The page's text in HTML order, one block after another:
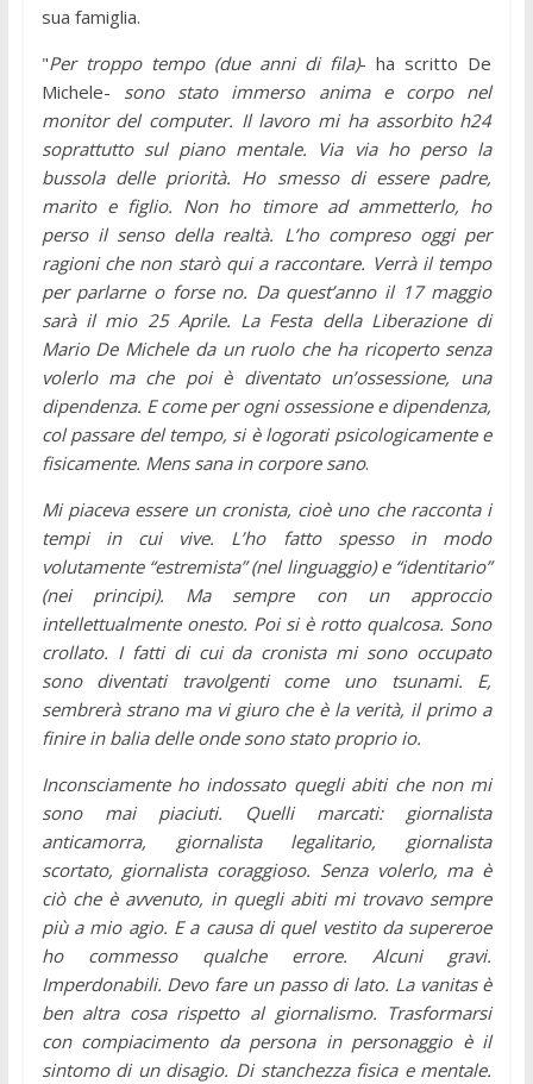
sua famiglia.
"Per troppo tempo (due anni di fila)- ha scritto De
Michele- sono stato immerso anima e corpo nel
monitor del computer. Il lavoro mi ha assorbito h24
soprattutto sul piano mentale. Via via ho perso la
bussola delle priorità. Ho smesso di essere padre,
marito e figlio. Non ho timore ad ammetterlo, ho
perso il senso della realtà. L’ho compreso oggi per
ragioni che non starò qui a raccontare. Verrà il tempo
per parlarne o forse no. Da quest’anno il 17 maggio
sarà il mio 25 Aprile. La Festa della Liberazione di
Mario De Michele da un ruolo che ha ricoperto senza
volerlo ma che poi è diventato un’ossessione, una
dipendenza. E come per ogni ossessione e dipendenza,
col passare del tempo, si è logorati psicologicamente e
fisicamente. Mens sana in corpore sano.
Mi piaceva essere un cronista, cioè uno che racconta i
tempi in cui vive. L’ho fatto spesso in modo
volutamente “estremista” (nel linguaggio) e “identitario”
(nei principi). Ma sempre con un approccio
intellettualmente onesto. Poi si è rotto qualcosa. Sono
crollato. I fatti di cui da cronista mi sono occupato
sono diventati travolgenti come uno tsunami. E,
sembrerà strano ma vi giuro che è la verità, il primo a
finire in balia delle onde sono stato proprio io.
Inconsciamente ho indossato quegli abiti che non mi
sono mai piaciuti. Quelli marcati: giornalista
anticamorra, giornalista legalitario, giornalista
scortato, giornalista coraggioso. Senza volerlo, ma è
ciò che è avvenuto, in quegli abiti mi trovavo sempre
più a mio agio. E a causa di quel vestito da supereroe
ho commesso qualche errore. Alcuni gravi.
Imperdonabili. Devo fare un passo di lato. La vanitas è
ben altra cosa rispetto al giornalismo. Trasformarsi
con compiacimento da persona in personaggio è il
sintomo di un disagio. Di stanchezza fisica e mentale.